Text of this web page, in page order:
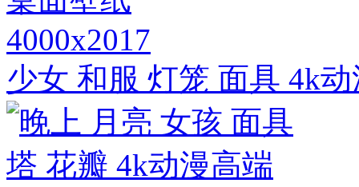
4000x2017
少女 和服 灯笼 面具 4k